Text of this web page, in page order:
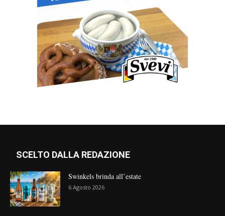
SCELTO DALLA REDAZIONE
Swinkels brinda all’estate
6 Agosto 2026